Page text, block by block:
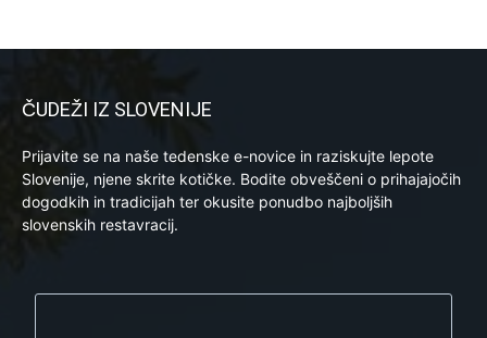
ČUDEŽI IZ SLOVENIJE
Prijavite se na naše tedenske e-novice in raziskujte lepote
Slovenije, njene skrite kotičke. Bodite obveščeni o prihajajočih
dogodkih in tradicijah ter okusite ponudbo najboljših
slovenskih restavracij.